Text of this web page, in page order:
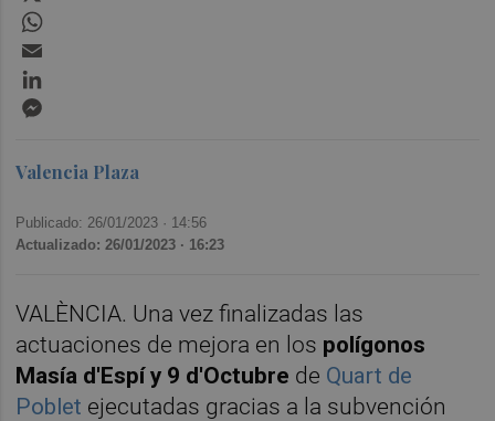
Valencia Plaza
Publicado: 26/01/2023 · 14:56
Actualizado: 26/01/2023 · 16:23
VALÈNCIA. Una vez finalizadas las
actuaciones de mejora en los polígonos
Masía d'Espí y 9 d'Octubre de Quart de
Poblet ejecutadas gracias a la subvención